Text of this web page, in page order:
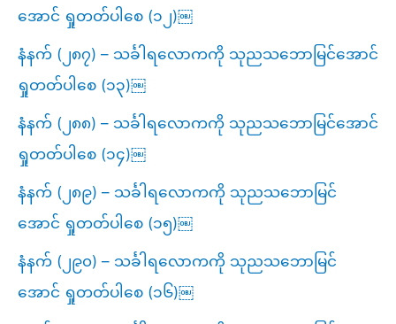
အောင် ရှုတတ်ပါစေ (၁၂)￼
နံနက် (၂၈၇) – သင်္ခါရလောကကို သုညသဘောမြင်အောင်
ရှုတတ်ပါစေ (၁၃)￼
နံနက် (၂၈၈) – သင်္ခါရလောကကို သုညသဘောမြင်အောင်
ရှုတတ်ပါစေ (၁၄)￼
နံနက် (၂၈၉) – သင်္ခါရလောကကို သုညသဘောမြင်
အောင် ရှုတတ်ပါစေ (၁၅)￼
နံနက် (၂၉၀) – သင်္ခါရလောကကို သုညသဘောမြင်
အောင် ရှုတတ်ပါစေ (၁၆)￼